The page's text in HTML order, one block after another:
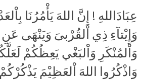
عِبَادَاللهِ ! إِنَّ اللهَ يَأْمُرُنَا
وَإِيْتآءِ ذِي اْلقُرْبىَ وَيَنْهَى
وَاْلمُنْكَرِ وَاْلبَغْي يَعِظُكُمْ
وَاذْكُرُوا اللهَ اْلعَظِيْمَ